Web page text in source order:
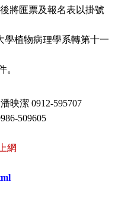
將匯票及報名表以掛號
學植物病理學系轉第十一
。
潘映潔 0912-595707
509605
網